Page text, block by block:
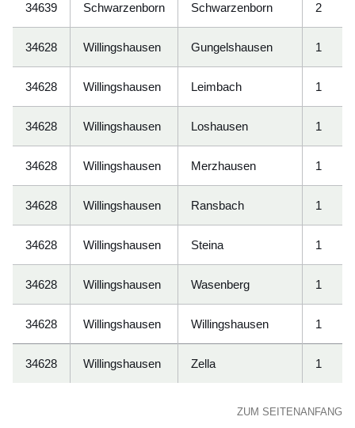
34639 Schwarzenborn Schwarzenborn 2
34628 Willingshausen Gungelshausen 1
34628 Willingshausen Leimbach 1
34628 Willingshausen Loshausen 1
34628 Willingshausen Merzhausen 1
34628 Willingshausen Ransbach 1
34628 Willingshausen Steina 1
34628 Willingshausen Wasenberg 1
34628 Willingshausen Willingshausen 1
34628 Willingshausen Zella 1
ZUM SEITENANFANG